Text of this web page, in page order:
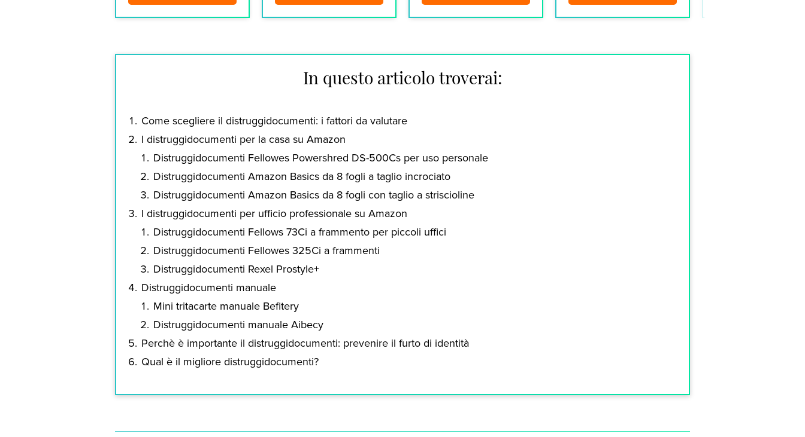
In questo articolo troverai:
Come scegliere il distruggidocumenti: i fattori da valutare
I distruggidocumenti per la casa su Amazon
Distruggidocumenti Fellowes Powershred DS-500Cs per uso personale
Distruggidocumenti Amazon Basics da 8 fogli a taglio incrociato
Distruggidocumenti Amazon Basics da 8 fogli con taglio a striscioline
I distruggidocumenti per ufficio professionale su Amazon
Distruggidocumenti Fellows 73Ci a frammento per piccoli uffici
Distruggidocumenti Fellowes 325Ci a frammenti
Distruggidocumenti Rexel Prostyle+
Distruggidocumenti manuale
Mini tritacarte manuale Befitery
Distruggidocumenti manuale Aibecy
Perchè è importante il distruggidocumenti: prevenire il furto di identità
Qual è il migliore distruggidocumenti?